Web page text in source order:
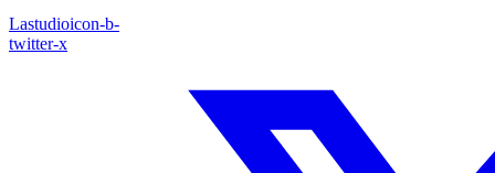
Lastudioicon-b-
twitter-x